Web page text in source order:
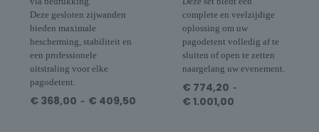
Deze gesloten zijwanden
bieden maximale
bescherming, stabiliteit en
een professionele
uitstraling voor elke
pagodetent.
€ 368,00 - € 409,50
complete en veelzijdige
oplossing om uw
pagodetent volledig af te
sluiten of open te zetten
naargelang uw evenement.
€ 774,20 -
€ 1.001,00